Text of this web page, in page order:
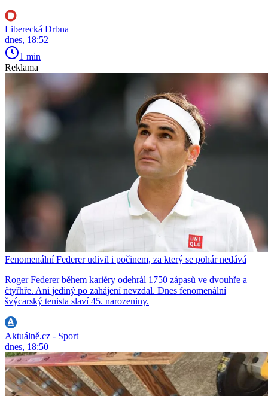
Liberecká Drbna
dnes, 18:52
1 min
Reklama
Fenomenální Federer udivil i počinem, za který se pohár nedává
Roger Federer během kariéry odehrál 1750 zápasů ve dvouhře a
čtyřhře. Ani jediný po zahájení nevzdal. Dnes fenomenální
švýcarský tenista slaví 45. narozeniny.
Aktuálně.cz - Sport
dnes, 18:50